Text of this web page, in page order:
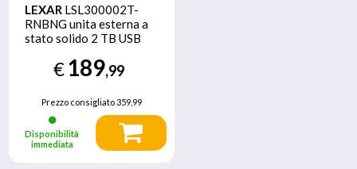
LEXAR LSL300002T-
RNBNG unita esterna a
stato solido 2 TB USB
2) Nero
€189,99
Prezzo consigliato359,99
Disponibilità
immediata